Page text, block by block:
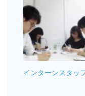
インターンスタッ